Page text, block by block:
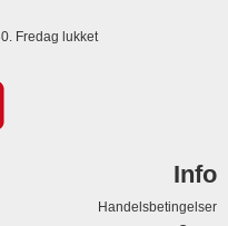
Fredag lukket
Info
Handelsbetingelser